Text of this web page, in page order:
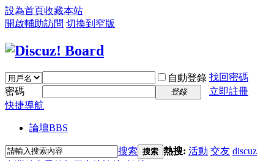
設為首頁收藏本站
開啟輔助訪問 切換到窄版
自動登錄 找回密碼
密碼
登錄
立即註冊
快捷導航
論壇BBS
搜索 搜索 熱搜: 活動 交友 discuz